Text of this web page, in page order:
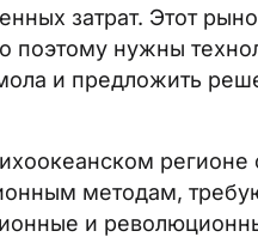
затрат. Этот
поэтому нужны
и предложить
методам,
и